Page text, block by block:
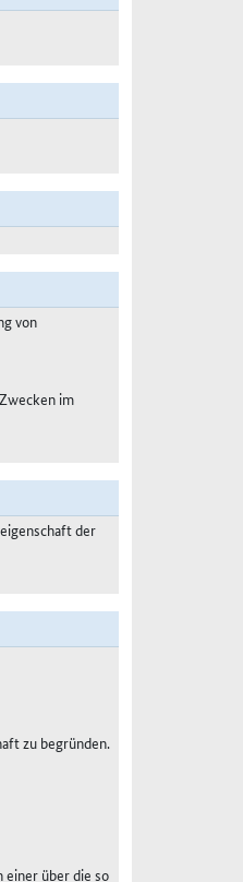
von
im
der
zu begründen.
über die so